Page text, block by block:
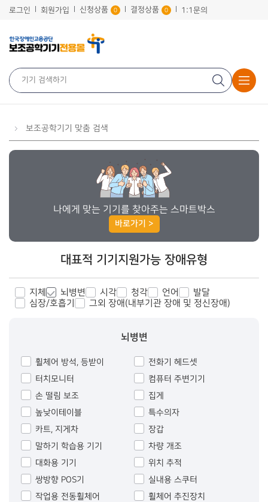
로그인 회원가입 신청상품 0 결정상품 0 1:1문의
보조공학기기 맞춤 검색
나에게 맞는 기기를 찾아주는 스마트박스
바로가기 >
대표적 기기지원가능 장애유형
지체 뇌병변 시각 청각 언어
발달
심장/호흡기
그외 장애(내부기관 장애 및 정신장애)
뇌병변
휠체어 방석, 등받이
전화기 헤드셋
터치모니터
컴퓨터 주변기기
손 떨림 보조
집게
높낮이테이블
특수의자
카트, 지게차
장갑
말하기 학습용 기기
차량 개조
대화용 기기
위치 추적
쌍방향 POS기
실내용 스쿠터
작업용 전동휠체어
휠체어 추진장치